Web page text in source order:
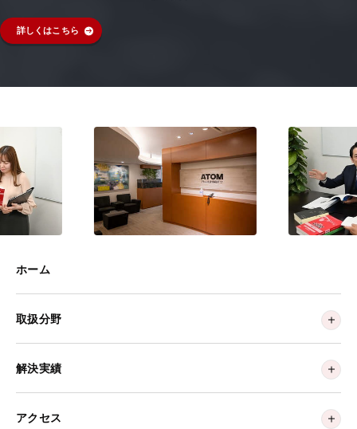
詳しくはこちら
ホーム
取扱分野
解決実績
アクセス